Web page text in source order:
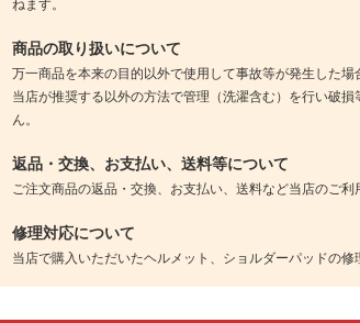
ねます。
商品の取り扱いについて
万一商品を本来の目的以外で使用して事故等が発生した
当店が推奨する以外の方法で管理（洗濯含む）を行い破
ん。
返品・交換、お支払い、送料等について
ご注文商品の返品・交換、お支払い、送料など当店のご利
修理対応について
当店で購入いただいたヘルメット、ショルダーパッドの修